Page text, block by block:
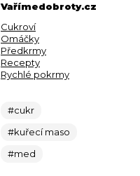
Vařímedobroty.cz
Cukroví
Omáčky
Předkrmy
Recepty
Rychlé pokrmy
#cukr
#kuřecí maso
#med